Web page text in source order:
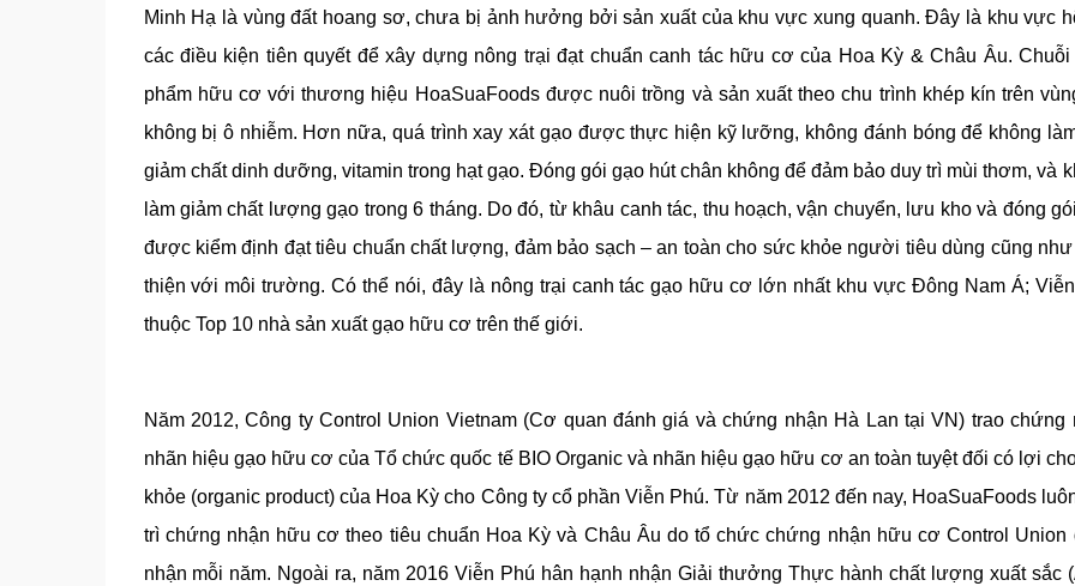
Minh Hạ là vùng đất hoang sơ, chưa bị ảnh hưởng bởi sản xuất của khu vực xung quanh. Đây là khu vực
các điều kiện tiên quyết để xây dựng nông trại đạt chuẩn canh tác hữu cơ của Hoa Kỳ & Châu Âu.
phẩm hữu cơ với thương hiệu HoaSuaFoods được nuôi trồng và sản xuất theo chu trình khép kín trên
không bị ô nhiễm. Hơn nữa, quá trình xay xát gạo được thực hiện kỹ lưỡng, không đánh bóng để không
giảm chất dinh dưỡng, vitamin trong hạt gạo. Đóng gói gạo hút chân không để đảm bảo duy trì mùi thơm, và
làm giảm chất lượng gạo trong 6 tháng. Do đó, từ khâu canh tác, thu hoạch, vận chuyển, lưu kho và đóng
được kiểm định đạt tiêu chuẩn chất lượng, đảm bảo sạch – an toàn cho sức khỏe người tiêu dùng cũng như
thiện với môi trường. Có thể nói, đây là nông trại canh tác gạo hữu cơ lớn nhất khu vực Đông Nam Á;
thuộc Top 10 nhà sản xuất gạo hữu cơ trên thế giới.
Năm 2012, Công ty Control Union Vietnam (Cơ quan đánh giá và chứng nhận Hà Lan tại VN) trao chứng
nhãn hiệu gạo hữu cơ của Tổ chức quốc tế BIO Organic và nhãn hiệu gạo hữu cơ an toàn tuyệt đối có lợi
khỏe (organic product) của Hoa Kỳ cho Công ty cổ phần Viễn Phú. Từ năm 2012 đến nay, HoaSuaFoods
trì chứng nhận hữu cơ theo tiêu chuẩn Hoa Kỳ và Châu Âu do tổ chức chứng nhận hữu cơ Control Union
nhận mỗi năm. Ngoài ra, năm 2016 Viễn Phú hân hạnh nhận Giải thưởng Thực hành chất lượng xuất sắc